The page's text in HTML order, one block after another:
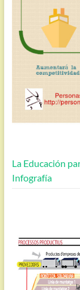
La Educación
Infografía